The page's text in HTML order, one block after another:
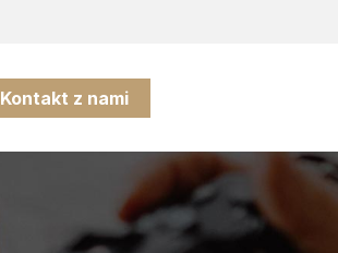
Kontakt z nami